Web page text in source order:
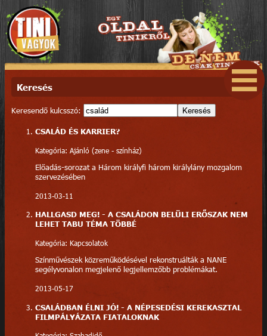
Keresés
Keresendő kulcsszó: Keresés
CSALÁD ÉS KARRIER?
Kategória: Ajánló (zene - színház)
Előadás-sorozat a Három királyfi három királylány mozgalom
szervezésében
2013-03-11
HALLGASD MEG! - A CSALÁDON BELÜLI ERŐSZAK NEM
LEHET TABU TÉMA TÖBBÉ
Kategória: Kapcsolatok
Színművészek közreműködésével rekonstruálták a NANE
segélyvonalon megjelenő legjellemzőbb problémákat.
2013-05-17
CSALÁDBAN ÉLNI JÓ! - A NÉPESEDÉSI KEREKASZTAL
FILMPÁLYÁZATA FIATALOKNAK